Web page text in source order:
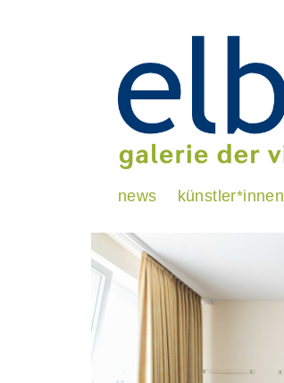
news künstler*innen